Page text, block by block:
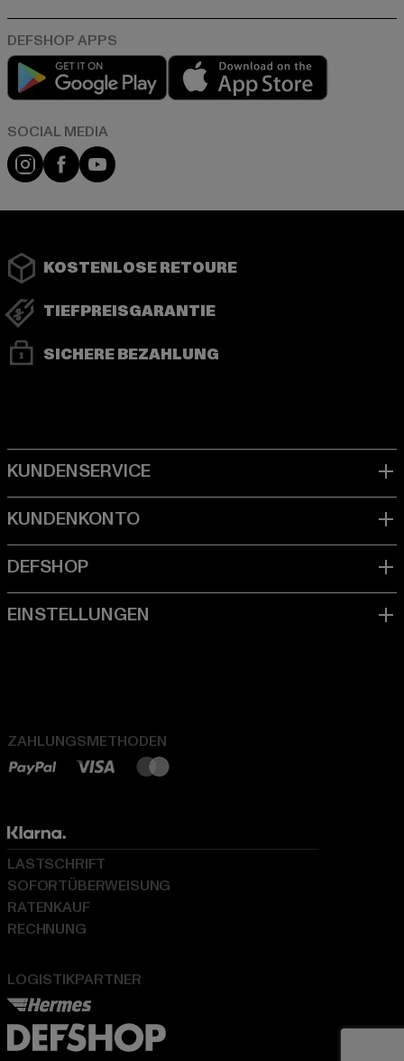
Play market
Instagram
FacebookYouTube
KOSTENLOSE RETOURE
TIEFPREISGARANTIE
SICHERE BEZAHLUNG
ZAHLUNGSMETHODEN
LOGISTIKPARTNER
LASTSCHRIFT
SOFORTÜBERWEISUNG
RATENKAUF
RECHNUNG